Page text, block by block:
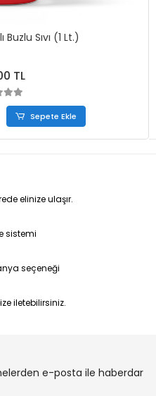
Sıvı (1 Lt.)
TL
Sepete Ekle
elinize ulaşır.
sistemi
seçeneği
iletebilirsiniz.
e-posta ile haberdar